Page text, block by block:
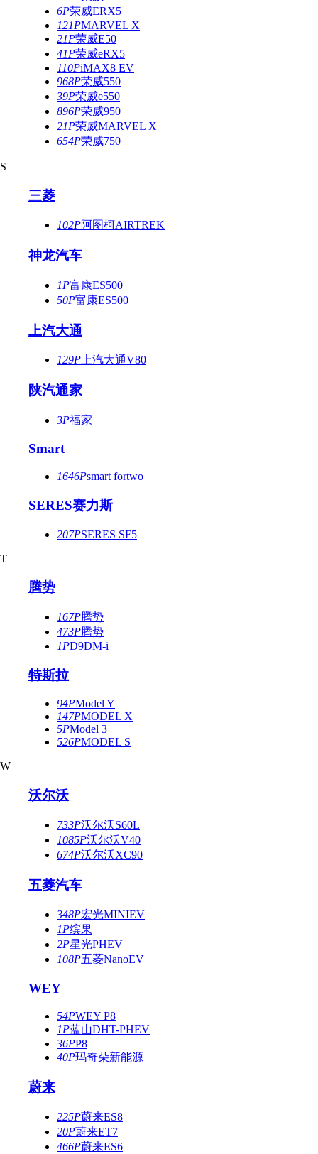
6P荣威ERX5
121PMARVEL X
21P荣威E50
41P荣威eRX5
110PiMAX8 EV
968P荣威550
39P荣威e550
896P荣威950
21P荣威MARVEL X
654P荣威750
S
三菱
102P阿图柯AIRTREK
神龙汽车
1P富康ES500
50P富康ES500
上汽大通
129P 上汽大通V80
陕汽通家
3P福家
Smart
1646Psmart fortwo
SERES赛力斯
207PSERES SF5
T
腾势
167P腾势
473P腾势
1PD9DM-i
特斯拉
94PModel Y
147PMODEL X
5PModel 3
526PMODEL S
W
沃尔沃
733P沃尔沃S60L
1085P沃尔沃V40
674P沃尔沃XC90
五菱汽车
348P宏光MINIEV
1P缤果
2P星光PHEV
108P五菱NanoEV
WEY
54PWEY P8
1P蓝山DHT-PHEV
36PP8
40P玛奇朵新能源
蔚来
225P蔚来ES8
20P蔚来ET7
466P蔚来ES6